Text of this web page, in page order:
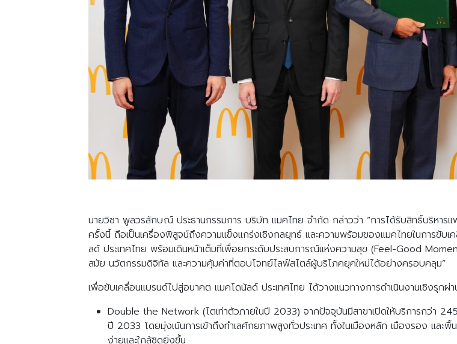
นายวิชา พูลวรลักษณ์ ประธานกรรมการ บริษัท แมคไทย จำกัด กล่าวว่า “การได้รับสิทธิ์บริหาร
ครั้งนี้ ถือเป็นเครื่องพิสูจน์ถึงความแข็งแกร่งเชิงกลยุทธ์ และความพร้อมของแมคไทยในการขับ
ลด์ ประเทศไทย พร้อมเดินหน้าเต็มที่เพื่อยกระดับประสบการณ์แห่งความสุข (Feel-Good
สมัย นวัตกรรมดิจิทัล และความคุ้มค่าที่ตอบโจทย์ไลฟ์สไตล์ผู้บริโภคยุคใหม่ได้อย่างครอบคลุม”
เพื่อขับเคลื่อนแบรนด์ไปสู่อนาคต แมคโดนัลด์ ประเทศไทย ได้วางแนวทางการดำเนินงานเชิงรุก
Double the Network (โตเท่าตัวภายในปี 2033) จากปัจจุบันมีสาขาเปิดให้บริการกว่า 245
ปี 2033 โดยมุ่งเน้นการเข้าถึงทำเลศักยภาพสูงทั่วประเทศ ทั้งในเมืองหลัก เมืองรอง และ
ง่ายและใกล้ชิดยิ่งขึ้น